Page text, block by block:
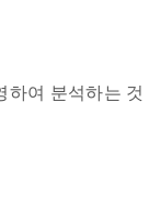
하여 분석하는 것